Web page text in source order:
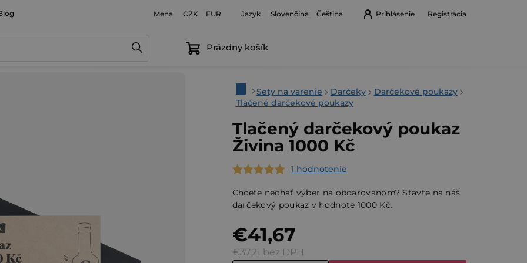
Mena CZK EUR Jazyk Slovenčina Čeština Prihlásenie Registrácia
Nákupný
Prázdny košík
DomovSety na varenie Darčeky
Darčekové poukazy
Tlačené darčekové poukazy
Tlačený darčekový poukaz
Živina 1000 Kč
Priemerné
hodnotenie
produktu
5,0
z
1 hodnotenie
Chcete nechať výber na obdarovanom? Stavte na náš
darčekový poukaz v hodnote 1000 Kč.
€41,67
€37,21 bez DPH